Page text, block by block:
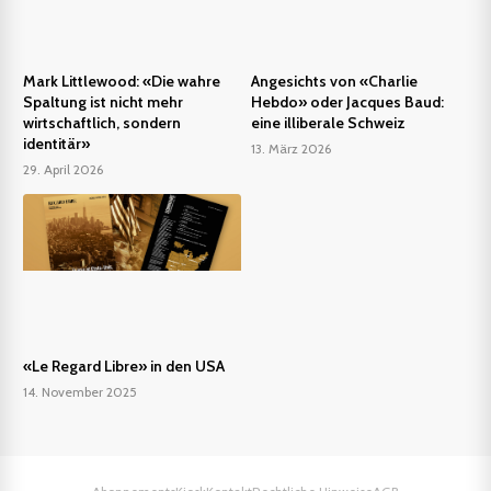
Mark Littlewood: «Die wahre
Spaltung ist nicht mehr
wirtschaftlich, sondern
identitär»
29. April 2026
Angesichts von «Charlie
Hebdo» oder Jacques Baud:
eine illiberale Schweiz
13. März 2026
«Le Regard Libre» in den USA
14. November 2025